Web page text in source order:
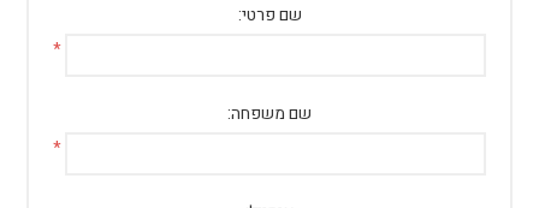
שם פרטי:
*
שם משפחה:
*